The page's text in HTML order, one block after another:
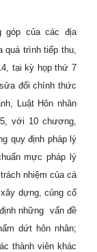
góp của các địa
quá trình tiếp thu,
tại kỳ họp thứ 7
đổi chính thức
Luật Hôn nhân
với 10 chương,
quy định pháp lý
mực pháp lý
nhiệm của cá
dựng, củng cố
những vấn đề
dứt hôn nhân;
thành viên khác